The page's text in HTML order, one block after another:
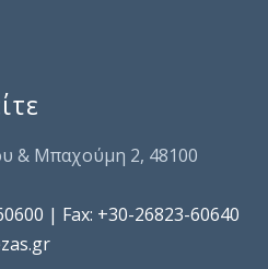
& Μπαχούμη 2, 48100
| Fax: +30-26823-60640